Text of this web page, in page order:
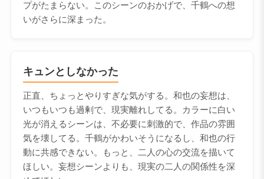
プがたまらない。このシーンのおかげで、千鶴への想
いがさらに深まった。
キュンとしなかった
正直、ちょっとやりすぎな気がする。和也の妄想は、
いつもいつも過剰で、現実離れしてる。カラーに白い
光が消えるシーンは、不必要に刺激的で、作品の雰囲
気を壊してる。千鶴がかわいそうになるし、和也の行
動に共感できない。もっと、二人の心の交流を描いて
ほしい。妄想シーンよりも、現実の二人の関係性を深